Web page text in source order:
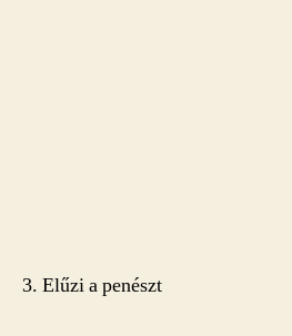
3. Elűzi a penészt